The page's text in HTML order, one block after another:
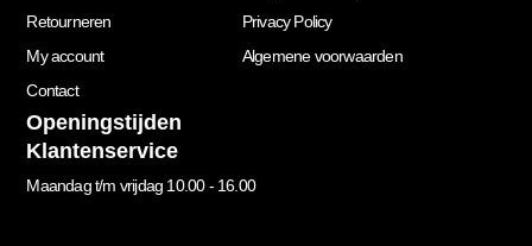
Retourneren
My account
Contact
Privacy Policy
Algemene voorwaarden
Openingstijden
Klantenservice
Maandag t/m vrijdag 10.00 - 16.00